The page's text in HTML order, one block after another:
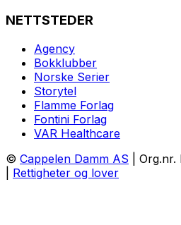
NETTSTEDER
Agency
Bokklubber
Norske Serier
Storytel
Flamme Forlag
Fontini Forlag
VAR Healthcare
© Cappelen Damm AS |
Rettigheter og lover